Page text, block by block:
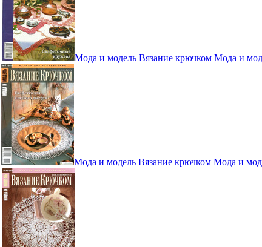
Мода и модель Вязание крючком Мода и
Мода и модель Вязание крючком Мода и